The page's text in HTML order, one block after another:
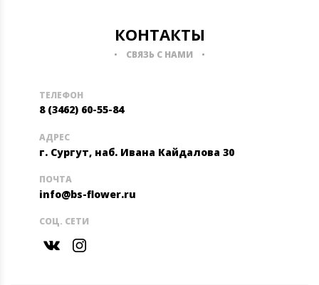
КОНТАКТЫ
СВЯЗЬ С НАМИ
ТЕЛЕФОН
8 (3462) 60-55-84
АДРЕС
г. Сургут, наб. Ивана Кайдалова 30
ПОЧТА
info@bs-flower.ru
СОЦ. СЕТИ